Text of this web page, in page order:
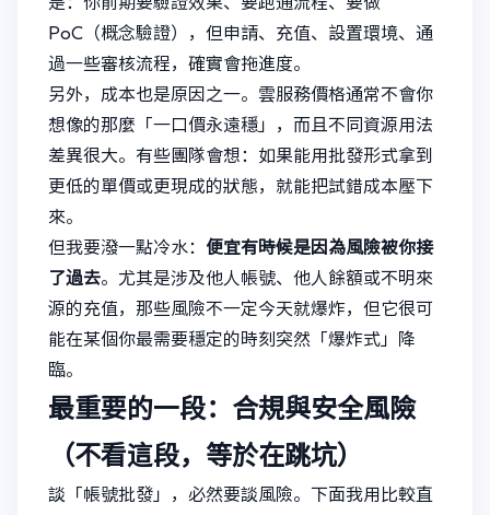
PoC（概念驗證），但申請、充值、設置環境、通
過一些審核流程，確實會拖進度。
另外，成本也是原因之一。雲服務價格通常不會你
想像的那麼「一口價永遠穩」，而且不同資源用法
差異很大。有些團隊會想：如果能用批發形式拿到
更低的單價或更現成的狀態，就能把試錯成本壓下
來。
但我要潑一點冷水： 便宜有時候是因為風險被你接
了過去。尤其是涉及他人帳號、他人餘額或不明來
源的充值，那些風險不一定今天就爆炸，但它很可
能在某個你最需要穩定的時刻突然「爆炸式」降
臨。
最重要的一段：合規與安全風險
（不看這段，等於在跳坑）
談「帳號批發」，必然要談風險。下面我用比較直